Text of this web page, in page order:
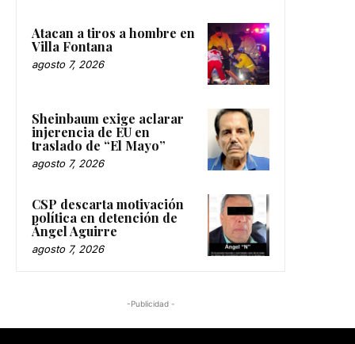
Atacan a tiros a hombre en
Villa Fontana
agosto 7, 2026
Sheinbaum exige aclarar
injerencia de EU en
traslado de “El Mayo”
agosto 7, 2026
CSP descarta motivación
política en detención de
Ángel Aguirre
agosto 7, 2026
-Publicidad -